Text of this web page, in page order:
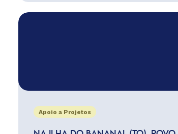
Apoio a Projetos